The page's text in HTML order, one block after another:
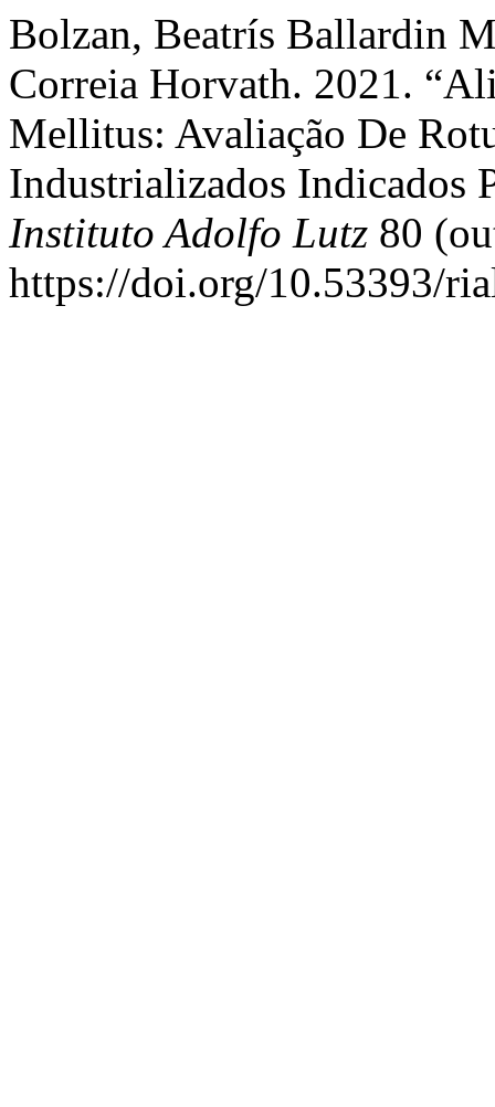
Bolzan, Beatrís Ballardin
Correia Horvath. 2021.
Mellitus: Avaliação De
Industrializados Indicados
Instituto Adolfo Lutz 80
https://doi.org/10.53393/